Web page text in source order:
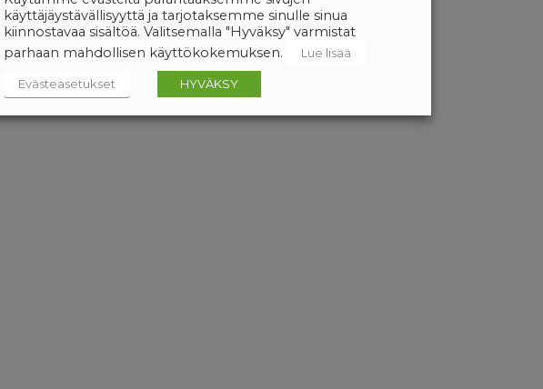
käyttäjäystävällisyyttä ja tarjotaksemme sinulle sinua
kiinnostavaa sisältöä. Valitsemalla "Hyväksy" varmistat
parhaan mahdollisen käyttökokemuksen.
Lue lisää
Evästeasetukset HYVÄKSY